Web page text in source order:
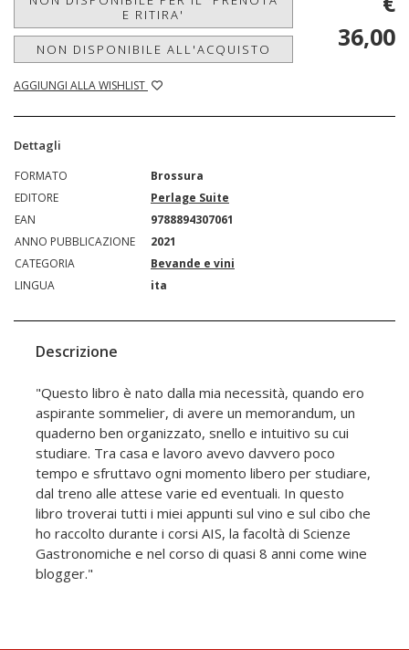
E RITIRA'
NON DISPONIBILE ALL'ACQUISTO
AGGIUNGI ALLA WISHLIST
36,00
Dettagli
FORMATO
Brossura
EDITORE
Perlage Suite
EAN
9788894307061
ANNO PUBBLICAZIONE
2021
CATEGORIA
Bevande e vini
LINGUA
ita
Descrizione
"Questo libro è nato dalla mia necessità, quando ero
aspirante sommelier, di avere un memorandum, un
quaderno ben organizzato, snello e intuitivo su cui
studiare. Tra casa e lavoro avevo davvero poco
tempo e sfruttavo ogni momento libero per studiare,
dal treno alle attese varie ed eventuali. In questo
libro troverai tutti i miei appunti sul vino e sul cibo che
ho raccolto durante i corsi AIS, la facoltà di Scienze
Gastronomiche e nel corso di quasi 8 anni come wine
blogger."